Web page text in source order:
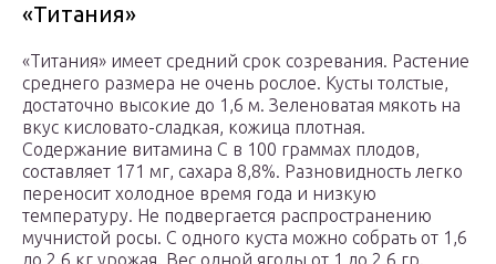
«Титания»
«Титания» имеет средний срок созревания. Растение
среднего размера не очень рослое. Кусты толстые,
достаточно высокие до 1,6 м. Зеленоватая мякоть на
вкус кисловато-сладкая, кожица плотная.
Содержание витамина С в 100 граммах плодов,
составляет 171 мг, сахара 8,8%. Разновидность легко
переносит холодное время года и низкую
температуру. Не подвергается распространению
мучнистой росы. С одного куста можно собрать от 1,6
до 2,6 кг урожая. Вес одной ягоды от 1 до 2,6 гр.